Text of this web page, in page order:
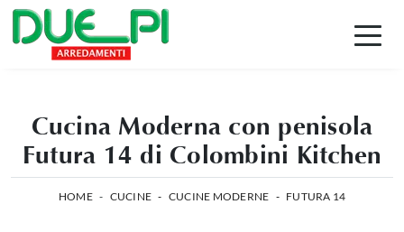
Cucina Moderna con penisola
Futura 14 di Colombini Kitchen
HOME - CUCINE - CUCINE MODERNE - FUTURA 14